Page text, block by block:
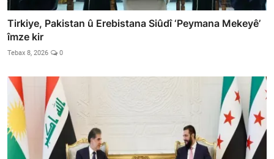
Tirkiye, Pakistan û Erebistana Siûdî ‘Peymana Mekeyê’
îmze kir
Tebax 8, 2026 0